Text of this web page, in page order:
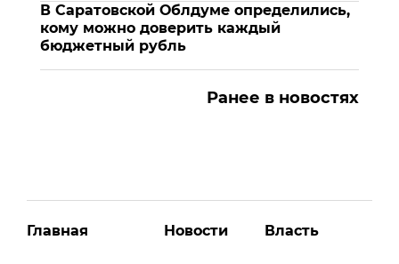
В Саратовской Облдуме определились,
кому можно доверить каждый
бюджетный рубль
Ранее в новостях
Главная Новости Власть